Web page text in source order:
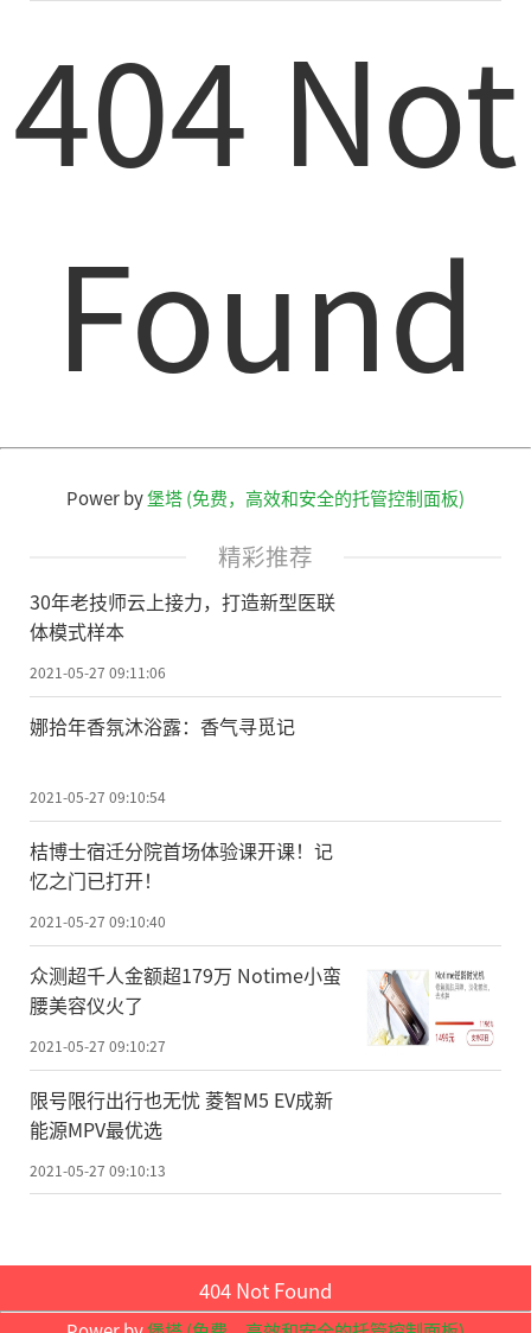
越大，偏食越壮观;越往西，日落的时间越
晚，更有可能看到偏食的全过程，不过食分
较小。
的机会要大得多。以北京为例，2000年—205
0年期间会发生17次日偏食，平均大约三年一
次。但是日偏食的频次并不均匀，2018年—2
021年连续出现了5次，而下一次则需要等到9
都不佳，仅有极西和极南部的少数地区能见
到几次食分很小的日偏食。直到2030年6月1
日才能再碰到一次可以让人“尽兴”的日
食，届时内蒙古东北部、黑龙江北部将迎来
一次日环食，全国其他地区(除南沙等岛屿外)
可见日偏食。所以2021年6月10日的日偏食，
尽管观测条件也不是十分理想，我们还是且
看且珍惜吧!
三垣中旬同时见，观象正当时
作为炎黄子孙，哪怕完全不懂天文学，
也多半知道牛郎织女、三垣二十八宿等。中
华民族独特的星空体系，是一套极富想象力
而且信息量极大的有机系统，283个星官蕴含
的逻辑和智慧十分耐人寻味。每年6月中旬夜
色渐起之时，我们可以在星空中同时看到举
足轻重的“三垣”。这是了解我国星空文化
的大好时机，而且今年6月14日之前的月相条
“三垣”指的是北天三个较大的天区：
紫微垣、太微垣和天市垣。紫微垣又称紫微
404 Not
Found
Power by堡塔 (免费，高效和安全的托管控制面板)
精彩推荐
30年老技师云上接力，打造新型医联
体模式样本
2021-05-27 09:11:06
娜拾年香氛沐浴露：香气寻觅记
2021-05-27 09:10:54
桔博士宿迁分院首场体验课开课！记
忆之门已打开！
2021-05-27 09:10:40
众测超千人金额超179万 Notime小蛮
腰美容仪火了
2021-05-27 09:10:27
限号限行出行也无忧 菱智M5 EV成新
能源MPV最优选
2021-05-27 09:10:13
404 Not Found